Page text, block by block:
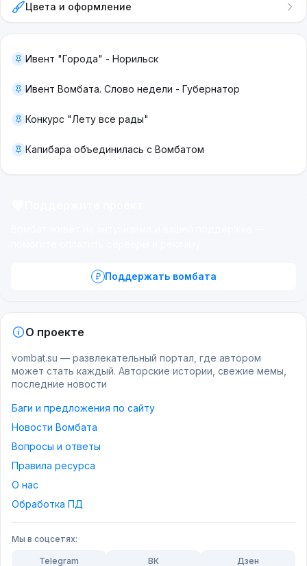
Цвета и оформление
Ивент "Города" - Норильск
Ивент Вомбата. Слово недели - Губернатор
Конкурс "Лету все рады"
Капибара объединилась с Вомбатом
Поддержать вомбата
О проекте
vombat.su — развлекательный портал, где автором
может стать каждый. Авторские истории, свежие мемы,
последние новости
Баги и предложения по сайту
Новости Вомбата
Вопросы и ответы
Правила ресурса
О нас
Обработка ПД
Мы в соцсетях:
Telegram ВК Дзен